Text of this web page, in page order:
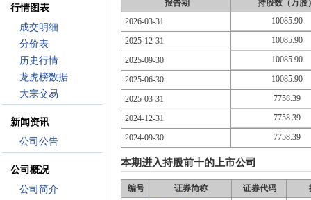
行情图表
成交明细
分价表
历史行情
龙虎榜数据
大宗交易
新闻资讯
公司公告
公司概况
公司简介
报告期
持股数（万股
2026-03-31
10085.90
2025-12-31 10085.90
2025-09-30 10085.90
2025-06-30 10085.90
2025-03-31 7758.39
2024-12-31 7758.39
2024-09-30 7758.39
本期进入持股前十的上市公司
编号 证券简称 证券代码